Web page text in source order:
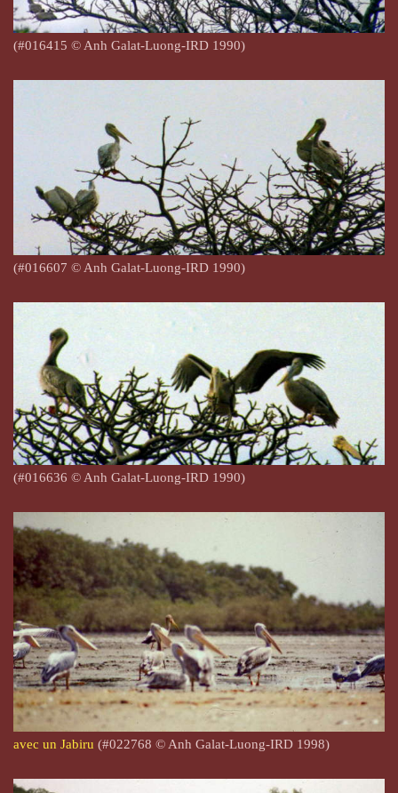
(#016415 © Anh Galat-Luong-IRD 1990)
(#016607 © Anh Galat-Luong-IRD 1990)
(#016636 © Anh Galat-Luong-IRD 1990)
avec un Jabiru (#022768 © Anh Galat-Luong-IRD 1998)